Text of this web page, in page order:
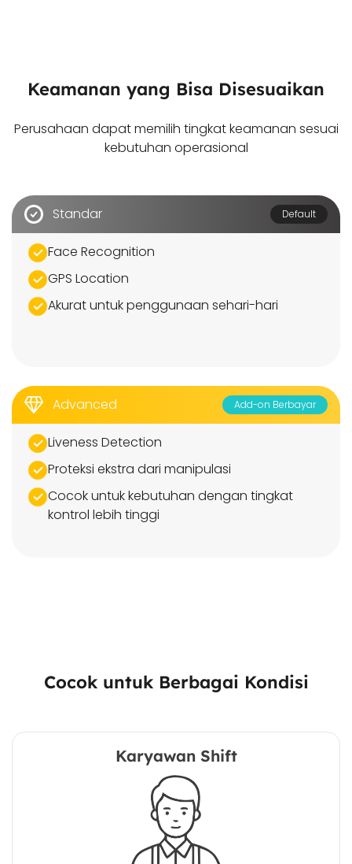
Keamanan yang Bisa Disesuaikan
Perusahaan dapat memilih tingkat keamanan sesuai
kebutuhan operasional
Standar Default
Face Recognition
GPS Location
Akurat untuk penggunaan sehari-hari
Advanced Add-on Berbayar
Liveness Detection
Proteksi ekstra dari manipulasi
Cocok untuk kebutuhan dengan tingkat
kontrol lebih tinggi
Cocok untuk Berbagai Kondisi
Karyawan Shift